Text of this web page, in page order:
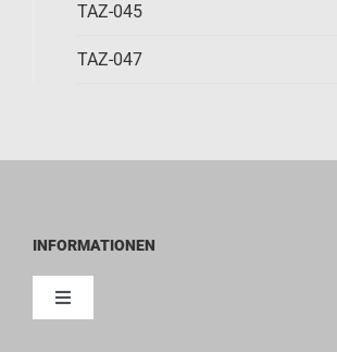
TAZ-045
TAZ-047
INFORMATIONEN
Toggle